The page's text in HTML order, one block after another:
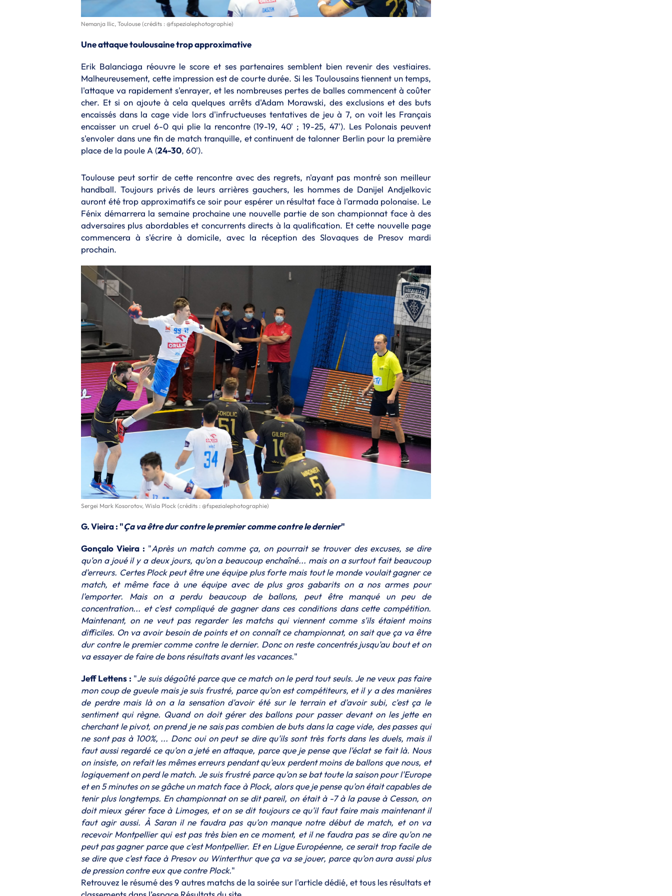
Nemanja Ilic, Toulouse (crédits : @fspezialephotographie)
Une attaque toulousaine trop approximative
Erik Balanciaga réouvre le score et ses partenaires semblent bien revenir des vestiaires.
Malheureusement, cette impression est de courte durée. Si les Toulousains tiennent un temps,
l'attaque va rapidement s'enrayer, et les nombreuses pertes de balles commencent à coûter
cher. Et si on ajoute à cela quelques arrêts d'Adam Morawski, des exclusions et des buts
encaissés dans la cage vide lors d'infructueuses tentatives de jeu à 7, on voit les Français
encaisser un cruel 6-0 qui plie la rencontre (19-19, 40' ; 19-25, 47'). Les Polonais peuvent
s'envoler dans une fin de match tranquille, et continuent de talonner Berlin pour la première
place de la poule A (24-30, 60').
Toulouse peut sortir de cette rencontre avec des regrets, n'ayant pas montré son meilleur
handball. Toujours privés de leurs arrières gauchers, les hommes de Danijel Andjelkovic
auront été trop approximatifs ce soir pour espérer un résultat face à l'armada polonaise. Le
Fénix démarrera la semaine prochaine une nouvelle partie de son championnat face à des
adversaires plus abordables et concurrents directs à la qualification. Et cette nouvelle page
commencera à s'écrire à domicile, avec la réception des Slovaques de Presov mardi
prochain.
Sergei Mark Kosorotov, Wisla Plock (crédits : @fspezialephotographie)
G. Vieira : "Ça va être dur contre le premier comme contre le dernier"
Gonçalo Vieira : "Après un match comme ça, on pourrait se trouver des excuses, se dire
qu'on a joué il y a deux jours, qu'on a beaucoup enchaîné... mais on a surtout fait beaucoup
d'erreurs. Certes Plock peut être une équipe plus forte mais tout le monde voulait gagner ce
match, et même face à une équipe avec de plus gros gabarits on a nos armes pour
l'emporter. Mais on a perdu beaucoup de ballons, peut être manqué un peu de
concentration... et c'est compliqué de gagner dans ces conditions dans cette compétition.
Maintenant, on ne veut pas regarder les matchs qui viennent comme s'ils étaient moins
difficiles. On va avoir besoin de points et on connaît ce championnat, on sait que ça va être
dur contre le premier comme contre le dernier. Donc on reste concentrés jusqu'au bout et on
va essayer de faire de bons résultats avant les vacances."
Jeff Lettens : "Je suis dégoûté parce que ce match on le perd tout seuls. Je ne veux pas faire
mon coup de gueule mais je suis frustré, parce qu'on est compétiteurs, et il y a des manières
de perdre mais là on a la sensation d'avoir été sur le terrain et d'avoir subi, c'est ça le
sentiment qui règne. Quand on doit gérer des ballons pour passer devant on les jette en
cherchant le pivot, on prend je ne sais pas combien de buts dans la cage vide, des passes qui
ne sont pas à 100%, ... Donc oui on peut se dire qu'ils sont très forts dans les duels, mais il
faut aussi regardé ce qu'on a jeté en attaque, parce que je pense que l'éclat se fait là. Nous
on insiste, on refait les mêmes erreurs pendant qu'eux perdent moins de ballons que nous, et
logiquement on perd le match. Je suis frustré parce qu'on se bat toute la saison pour l'Europe
et en 5 minutes on se gâche un match face à Plock, alors que je pense qu'on était capables de
tenir plus longtemps. En championnat on se dit pareil, on était à -7 à la pause à Cesson, on
doit mieux gérer face à Limoges, et on se dit toujours ce qu'il faut faire mais maintenant il
faut agir aussi. À Saran il ne faudra pas qu'on manque notre début de match, et on va
recevoir Montpellier qui est pas très bien en ce moment, et il ne faudra pas se dire qu'on ne
peut pas gagner parce que c'est Montpellier. Et en Ligue Européenne, ce serait trop facile de
se dire que c'est face à Presov ou Winterthur que ça va se jouer, parce qu'on aura aussi plus
de pression contre eux que contre Plock."
Retrouvez le résumé des 9 autres matchs de la soiréesur l'article dédié, et tous les résultats et